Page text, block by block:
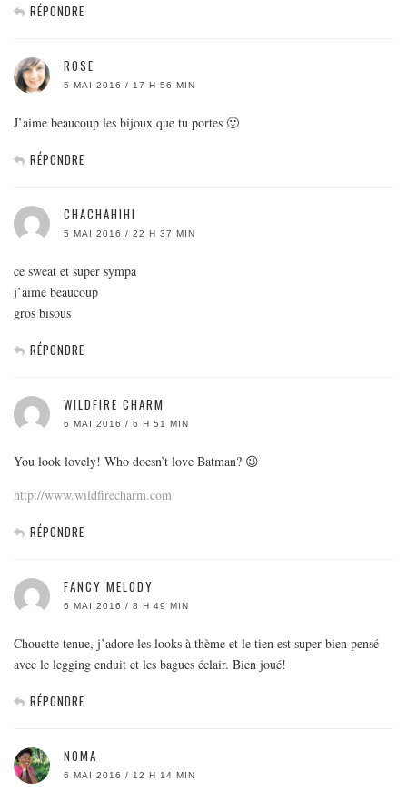
RÉPONDRE
ROSE
5 MAI 2016 / 17 H 56 MIN
J’aime beaucoup les bijoux que tu portes 🙂
RÉPONDRE
CHACHAHIHI
5 MAI 2016 / 22 H 37 MIN
ce sweat et super sympa
j’aime beaucoup
gros bisous
RÉPONDRE
WILDFIRE CHARM
6 MAI 2016 / 6 H 51 MIN
You look lovely! Who doesn’t love Batman? 😉
http://www.wildfirecharm.com
RÉPONDRE
FANCY MELODY
6 MAI 2016 / 8 H 49 MIN
Chouette tenue, j’adore les looks à thème et le tien est super bien pensé
avec le legging enduit et les bagues éclair. Bien joué!
RÉPONDRE
NOMA
6 MAI 2016 / 12 H 14 MIN